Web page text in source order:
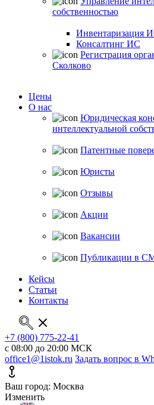
собственностью
Инвентаризация
Консалтинг ИС
Регистрация
Сколково
Цены
О нас
Юридическая
интеллектуальной
Патентные
Юристы
Отзывы
Акции
Вакансии
Публикации в
Кейсы
Статьи
Контакты
+7 (800) 775-22-41
с 08:00 до 20:00 МСК
office1@1istok.ru Задать вопрос в
Ваш город: Москва
Изменить